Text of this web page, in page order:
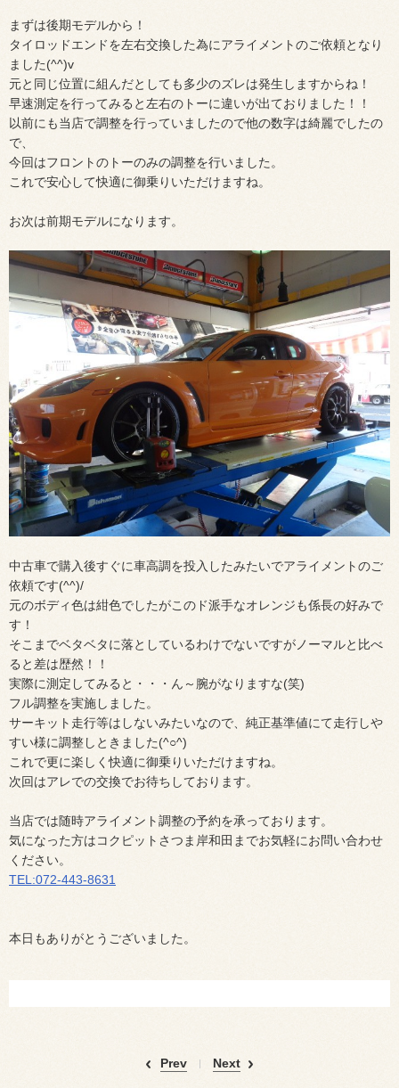
まずは後期モデルから！
タイロッドエンドを左右交換した為にアライメントのご依頼となり
ました(^^)v
元と同じ位置に組んだとしても多少のズレは発生しますからね！
早速測定を行ってみると左右のトーに違いが出ておりました！！
以前にも当店で調整を行っていましたので他の数字は綺麗でしたの
で、
今回はフロントのトーのみの調整を行いました。
これで安心して快適に御乗りいただけますね。
お次は前期モデルになります。
中古車で購入後すぐに車高調を投入したみたいでアライメントのご
依頼です(^^)/
元のボディ色は紺色でしたがこのド派手なオレンジも係長の好みで
す！
そこまでベタベタに落としているわけでないですがノーマルと比べ
ると差は歴然！！
実際に測定してみると・・・ん～腕がなりますな(笑)
フル調整を実施しました。
サーキット走行等はしないみたいなので、純正基準値にて走行しや
すい様に調整しときました(^○^)
これで更に楽しく快適に御乗りいただけますね。
次回はアレでの交換でお待ちしております。
当店では随時アライメント調整の予約を承っております。
気になった方はコクピットさつま岸和田までお気軽にお問い合わせ
ください。
TEL:072-443-8631
本日もありがとうございました。
Prev Next